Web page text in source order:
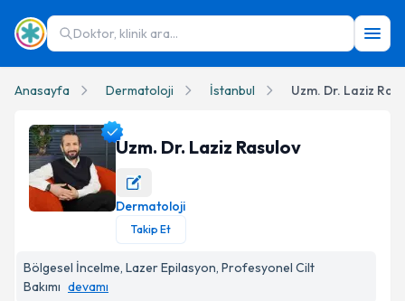
Doktor, klinik ara...
Anasayfa Dermatoloji İstanbul Uzm. Dr. Laziz
Uzm. Dr. Laziz Rasulov Profil Fotoğrafı
Uzm. Dr. Laziz Rasulov
Dermatoloji
Takip Et
Bölgesel İncelme, Lazer Epilasyon, Profesyonel Cilt
Bakımı devamı